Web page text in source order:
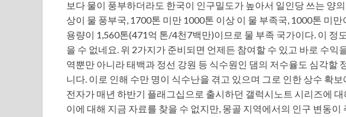
보다 물이 풍부하더라도 한국이 인구밀도가 높아서 일인당 쓰는 양
상이 물 풍부국, 1700톤 미만 1000톤 이상 이 물 부족국, 1000톤 미
용량이 1,560톤(471억 톤/4천7백만)이므로 물 부족 국가이다. 이 정
을 수 없네요. 위 2가지가 준비되면 언제든 참여할 수 있고 바로 수익
역뿐만 아니라 태백과 정선 강원 등 식수원인 댐의 저수율도 심각할
니다. 이로 인해 수만 명이 식수난을 겪고 있으며 그로 인한 상수 확
전자가 매년 하반기 플래그십으로 출시하던 갤럭시노트 시리즈에
이에 대해 지금 자료를 찾을 수 없지만, 몽골 지역에서의 인구 변동